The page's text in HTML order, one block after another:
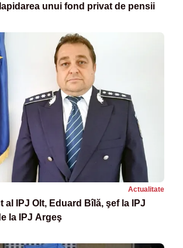
unui fond privat de pensii
Actualitate
al IPJ Olt, Eduard Bîlă, şef la IPJ
la IPJ Argeş